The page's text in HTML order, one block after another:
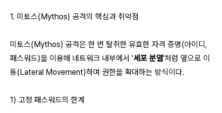
1. 미토스(Mythos) 공격의 핵심과 취약점
미토스(Mythos) 공격은 한 번 탈취한 유효한 자격 증명(아이디,
패스워드)을 이용해 네트워크 내부에서 '세포 분열'처럼 옆으로 이
동(Lateral Movement)하며 권한을 확대하는 방식이다.
1) 고정 패스워드의 한계